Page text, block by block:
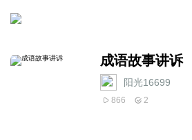
成语故事讲诉
阳光16699
866 2